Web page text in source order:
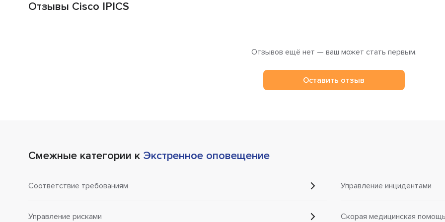
Отзывы Cisco IPICS
Отзывов ещё нет — ваш может стать первым.
Оставить отзыв
Смежные категории к Экстренное оповещение
Соответствие требованиям
Управление рисками
Управление инцидентами
Скорая медицинская